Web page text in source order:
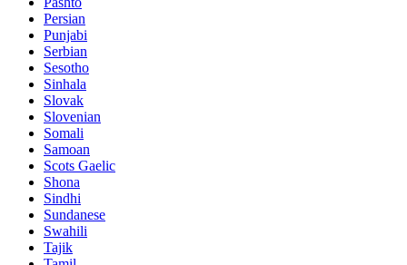
Persian
Punjabi
Serbian
Sesotho
Sinhala
Slovak
Slovenian
Somali
Samoan
Scots Gaelic
Shona
Sindhi
Sundanese
Swahili
Tajik